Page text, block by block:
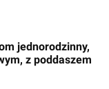
jednorodzinny,
z poddaszem